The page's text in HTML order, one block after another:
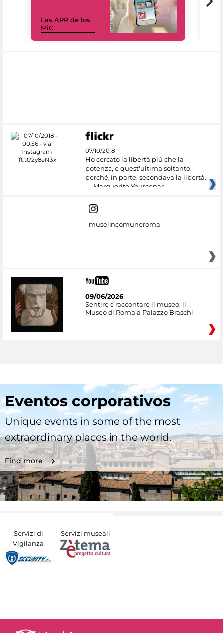
Las APP de los
MiC
07/10/2018
Ho cercato la libertà più che la
potenza, e quest'ultima soltanto
perché, in parte, secondava la libertà.
— Marguerite Yourcenar
museiincomuneroma
09/06/2026
Sentire e raccontare il museo: il
Museo di Roma a Palazzo Braschi
Eventos corporativos
Unique events in some of the most
extraordinary places in the world.
Find more
Servizi di
Vigilanza
Servizi museali